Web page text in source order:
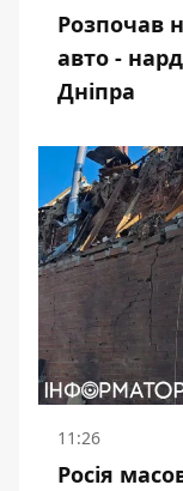
Розпочав
авто -
Дніпра
11:26
Росія